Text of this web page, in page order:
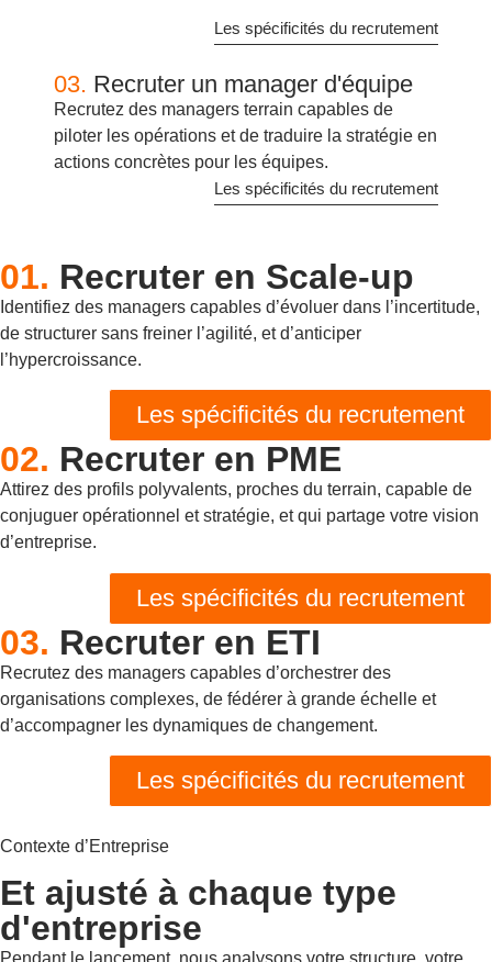
Les spécificités du recrutement
03. Recruter un manager d'équipe
Recrutez des managers terrain capables de
piloter les opérations et de traduire la stratégie en
actions concrètes pour les équipes.
Les spécificités du recrutement
01. Recruter en Scale-up
Identifiez des managers capables d’évoluer dans l’incertitude,
de structurer sans freiner l’agilité, et d’anticiper
l’hypercroissance.
Les spécificités du recrutement
02. Recruter en PME
Attirez des profils polyvalents, proches du terrain, capable de
conjuguer opérationnel et stratégie, et qui partage votre vision
d’entreprise.
Les spécificités du recrutement
03. Recruter en ETI
Recrutez des managers capables d’orchestrer des
organisations complexes, de fédérer à grande échelle et
d’accompagner les dynamiques de changement.
Les spécificités du recrutement
Contexte d’Entreprise
Et ajusté à chaque type
d'entreprise